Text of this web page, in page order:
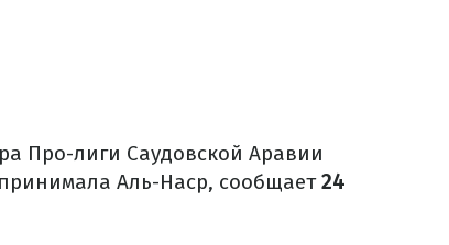
Про-лиги Саудовской Аравии
Аль-Наср, сообщает24